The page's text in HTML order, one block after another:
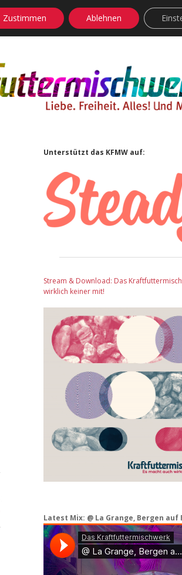
facebook
instagram
rss vimeo
Sidebar
Unterstützt das KFMW auf:
Stream & Download: Das
wirklich keiner mit!
Latest Mix: @ La Grange, Bergen auf
Zustimmen Ablehnen